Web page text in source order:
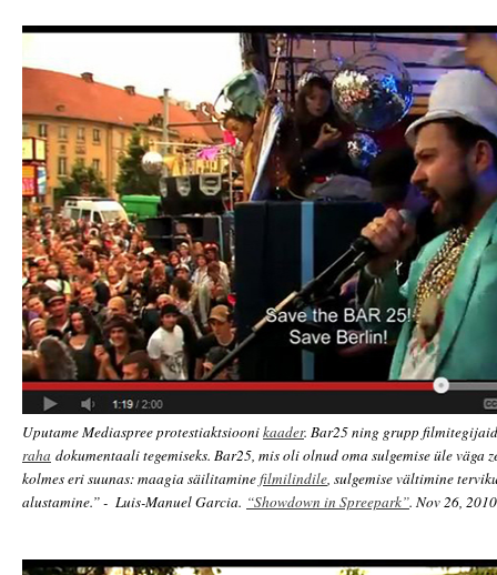
Uputame Mediaspree protestiaktsioonikaader. Bar25 ning grupp
raha dokumentaali tegemiseks. Bar25, mis oli olnud oma sulgemise üle väga
kolmes eri suunas: maagia säilitaminefilmilindile, sulgemise vältimine
alustamine.” - Luis-Manuel Garcia. “Showdown in Spreepark”. Nov 26,